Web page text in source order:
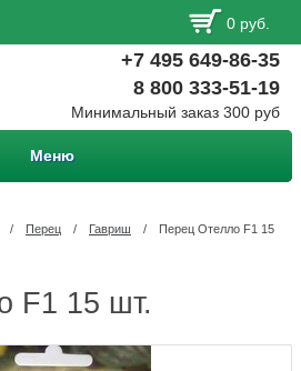
0 руб.
+7 495 649-86-35
8 800 333-51-19
Минимальный заказ 300 руб
Меню
/ Перец / Гавриш /
Перец Отелло F1 15
F1 15 шт.